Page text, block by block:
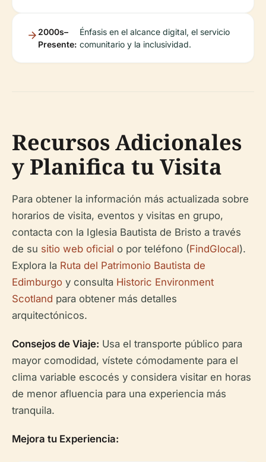
2000s–
Presente:
Énfasis en el alcance digital, el servicio
comunitario y la inclusividad.
Recursos Adicionales
y Planifica tu Visita
Para obtener la información más actualizada sobre
horarios de visita, eventos y visitas en grupo,
contacta con la Iglesia Bautista de Bristo a través
de su sitio web oficial o por teléfono (FindGlocal).
Explora la Ruta del Patrimonio Bautista de
Edimburgo y consulta Historic Environment
Scotland para obtener más detalles
arquitectónicos.
Consejos de Viaje: Usa el transporte público para
mayor comodidad, vístete cómodamente para el
clima variable escocés y considera visitar en horas
de menor afluencia para una experiencia más
tranquila.
Mejora tu Experiencia: